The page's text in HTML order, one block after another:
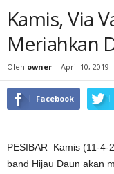
Kamis, Via
Meriahkan
Oleh owner - April 10, 2019
Facebook
PESIBAR–Kamis (11-
band Hijau Daun akan